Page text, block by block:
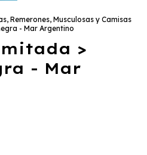
Remerones, Musculosas y Camisas
- Mar Argentino
>
- Mar